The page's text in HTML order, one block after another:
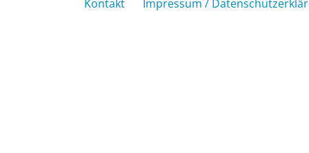
Kontakt Impressum /